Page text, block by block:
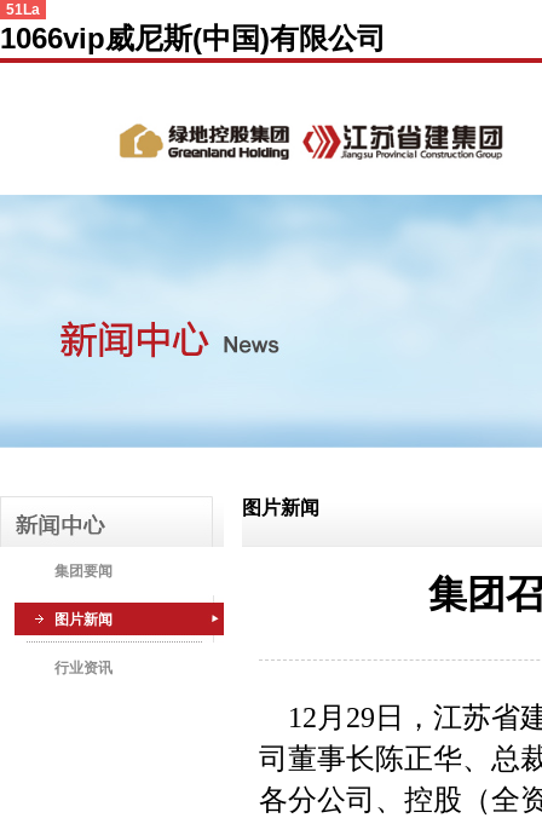
51La
1066vip威尼斯(中国)有限公司
集团要闻
图片新闻
行业资讯
图片新闻
集团
12 月 29日， 江苏省
司董事长陈正华、总
各分公司、控股（全